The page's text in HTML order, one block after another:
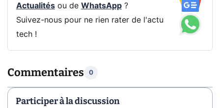
Actualitésou de WhatsApp?
Suivez-nous pour ne rien rater de l'actu
tech !
Commentaires 0
Participer à la discussion